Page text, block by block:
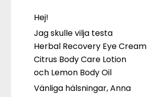
Hej!
Jag skulle vilja testa
Herbal Recovery Eye Cream
Citrus Body Care Lotion
och Lemon Body Oil
Vänliga hälsningar, Anna